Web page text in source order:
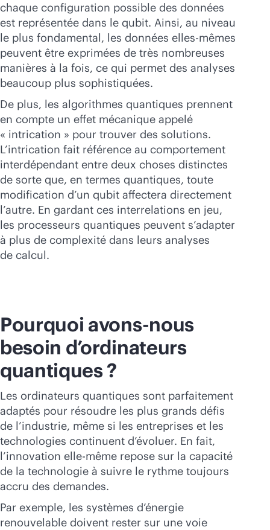
chaque configuration possible des données
est représentée dans le qubit. Ainsi, au niveau
le plus fondamental, les données elles-mêmes
peuvent être exprimées de très nombreuses
manières à la fois, ce qui permet des analyses
beaucoup plus sophistiquées.
De plus, les algorithmes quantiques prennent
en compte un effet mécanique appelé
« intrication » pour trouver des solutions.
L’intrication fait référence au comportement
interdépendant entre deux choses distinctes
de sorte que, en termes quantiques, toute
modification d’un qubit affectera directement
l’autre. En gardant ces interrelations en jeu,
les processeurs quantiques peuvent s’adapter
à plus de complexité dans leurs analyses
de calcul.
Pourquoi avons-nous
besoin d’ordinateurs
quantiques ?
Les ordinateurs quantiques sont parfaitement
adaptés pour résoudre les plus grands défis
de l’industrie, même si les entreprises et les
technologies continuent d’évoluer. En fait,
l’innovation elle-même repose sur la capacité
de la technologie à suivre le rythme toujours
accru des demandes.
Par exemple, les systèmes d’énergie
renouvelable doivent rester sur une voie